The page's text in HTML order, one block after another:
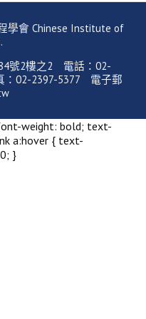
學會 Chinese Institute of
號2樓之2 電話：02-
02-2397-5377 電子郵
weight: bold; text-
a:hover { text-
}